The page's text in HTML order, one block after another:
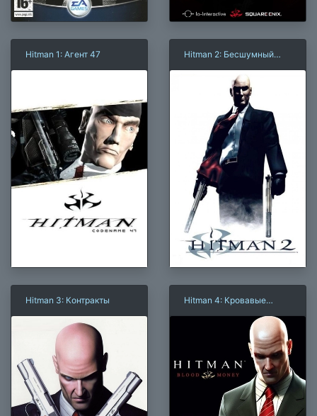
Hitman 1: Агент 47
Hitman 2: Бесшумный
Hitman 3: Контракты
Hitman 4: Кровавые